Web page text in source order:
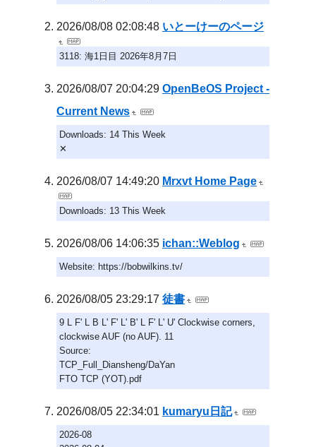
2026/08/08 02:08:48 いとーけーのページ
3118: 海1日目 2026年8月7日
2026/08/07 20:04:29 OpenBeOS Project -
Current News
Downloads: 14 This Week
✕
2026/08/07 14:49:20 Mrxvt Home Page
Downloads: 13 This Week
2026/08/06 14:06:35 ichan::Weblog
Website: https://bobwilkins.tv/
2026/08/05 23:29:17 徒書
9 L F' L B L' F' L' B' L F' L' U' Clockwise corners,
clockwise AUF (no AUF). 11
Source:
TCP_Full_Diansheng/DaYan
FTO TCP (YOT).pdf
2026/08/05 22:34:01 kumaryu日記
2026-08